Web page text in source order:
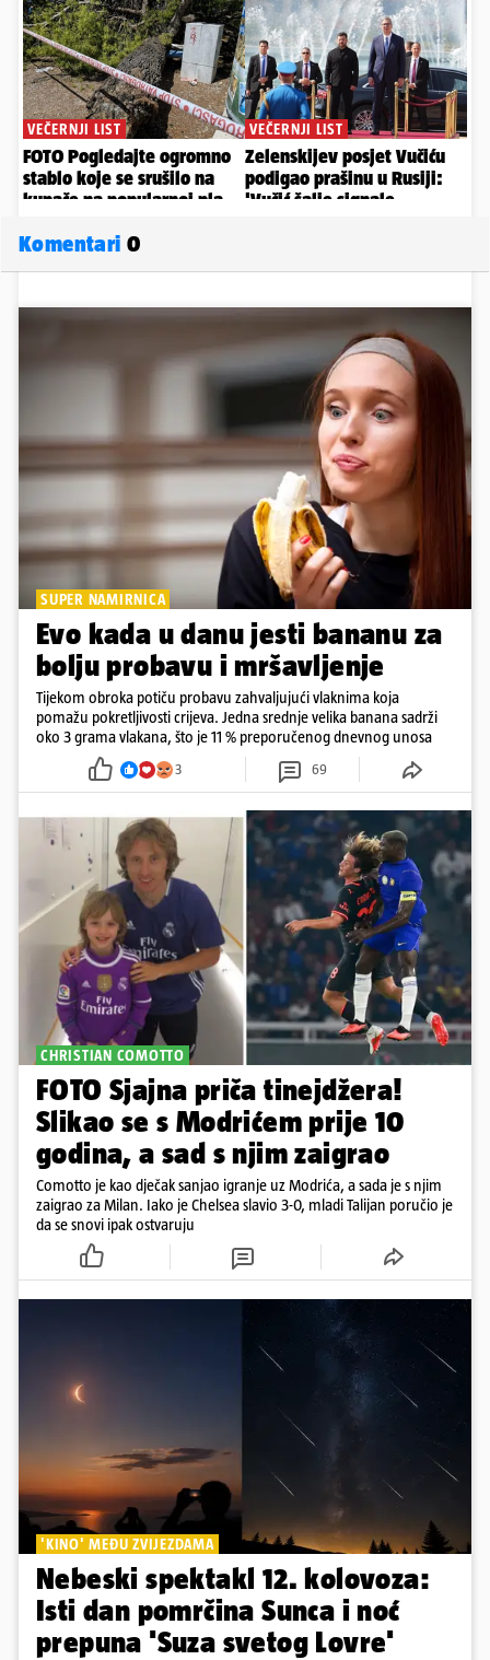
Komentari 0
SUPER NAMIRNICA
Evo kada u danu jesti bananu za
bolju probavu i mršavljenje
Tijekom obroka potiču probavu zahvaljujući vlaknima koja
pomažu pokretljivosti crijeva. Jedna srednje velika banana sadrži
oko 3 grama vlakana, što je 11 % preporučenog dnevnog unosa
3 69
CHRISTIAN COMOTTO
FOTO Sjajna priča tinejdžera!
Slikao se s Modrićem prije 10
godina, a sad s njim zaigrao
Comotto je kao dječak sanjao igranje uz Modrića, a sada je s njim
zaigrao za Milan. Iako je Chelsea slavio 3-0, mladi Talijan poručio je
da se snovi ipak ostvaruju
'KINO' MEĐU ZVIJEZDAMA
Nebeski spektakl 12. kolovoza:
Isti dan pomrčina Sunca i noć
prepuna 'Suza svetog Lovre'